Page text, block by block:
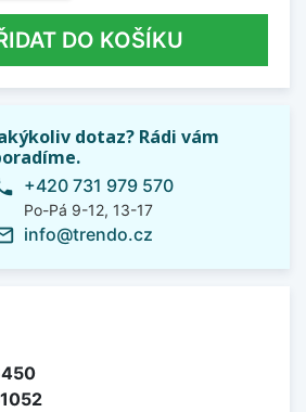
DO KOŠÍKU
dotaz? Rádi vám
+420 731 979 570
Po-Pá 9-12, 13-17
info@trendo.cz